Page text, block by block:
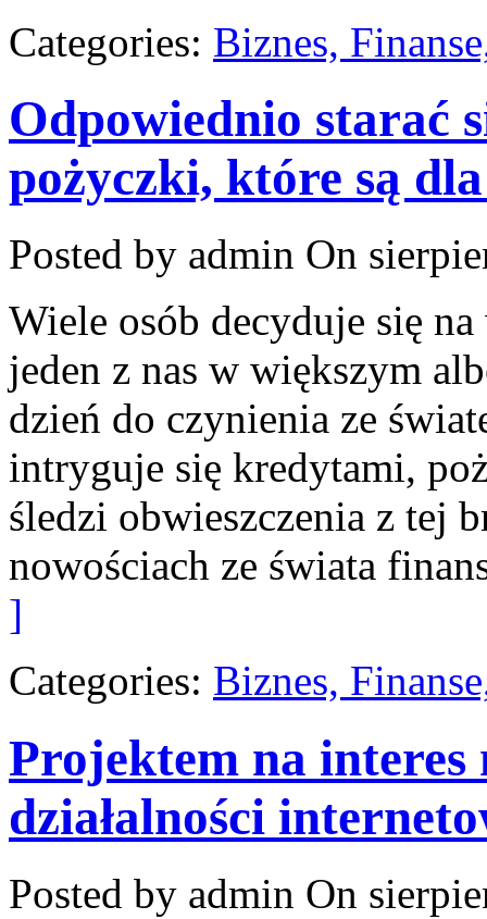
Categories: Biznes,
Odpowiednio starać
pożyczki, które są
Posted by admin On
Wiele osób decyduje się
jeden z nas w większym
dzień do czynienia ze
intryguje się kredytami,
śledzi obwieszczenia z tej
nowościach ze świata
]
Categories: Biznes,
Projektem na interes
działalności
Posted by admin On